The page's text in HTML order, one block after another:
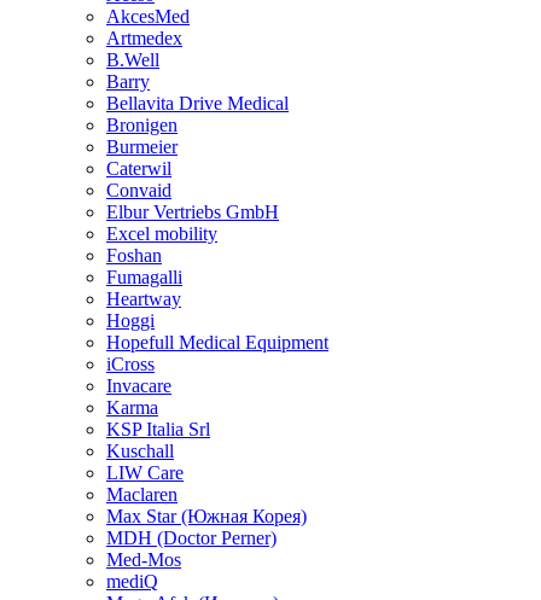
AkcesMed
Artmedex
B.Well
Barry
Bellavita Drive Medical
Bronigen
Burmeier
Caterwil
Convaid
Elbur Vertriebs GmbH
Excel mobility
Foshan
Fumagalli
Heartway
Hoggi
Hopefull Medical Equipment
iCross
Invacare
Karma
KSP Italia Srl
Kuschall
LIW Care
Maclaren
Max Star (Южная Корея)
MDH (Doctor Perner)
Med-Mos
mediQ